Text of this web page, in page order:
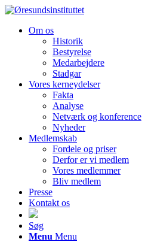
Om os
Historik
Bestyrelse
Medarbejdere
Stadgar
Vores kerneydelser
Fakta
Analyse
Netværk og konference
Nyheder
Medlemskab
Fordele og priser
Derfor er vi medlem
Vores medlemmer
Bliv medlem
Presse
Kontakt os
Søg
Menu Menu